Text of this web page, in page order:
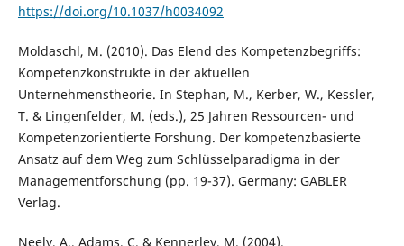
https://doi.org/10.1037/h0034092
Moldaschl, M. (2010). Das Elend des Kompetenzbegriffs:
Kompetenzkonstrukte in der aktuellen
Unternehmenstheorie. In Stephan, M., Kerber, W., Kessler,
T. & Lingenfelder, M. (eds.), 25 Jahren Ressourcen- und
Kompetenzorientierte Forshung. Der kompetenzbasierte
Ansatz auf dem Weg zum Schlüsselparadigma in der
Managementforschung (pp. 19-37). Germany: GABLER
Verlag.
Neely, A., Adams, C. & Kennerley, M. (2004).